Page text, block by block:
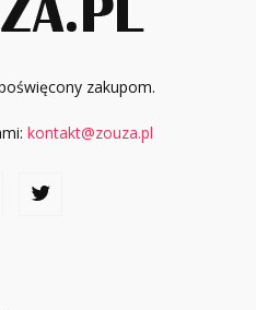
zakupom.
kontakt@zouza.pl